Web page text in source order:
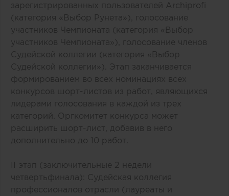
зарегистрированных пользователей Archiprofi
(категория «Выбор Рунета»), голосование
участников Чемпионата (категория «Выбор
участников Чемпионата»), голосование членов
Судейской коллегии (категория «Выбор
Судейской коллегии»). Этап заканчивается
формированием во всех номинациях всех
конкурсов шорт-листов из работ, являющихся
лидерами голосования в каждой из трех
категорий. Оргкомитет конкурса может
расширить шорт-лист, добавив в него
дополнительно до 10 работ.
II этап (заключительные 2 недели
четвертьфинала): Судейская коллегия
профессионалов отрасли (лауреаты и